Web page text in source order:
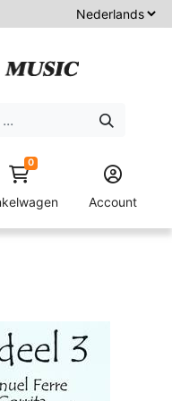
0
Account